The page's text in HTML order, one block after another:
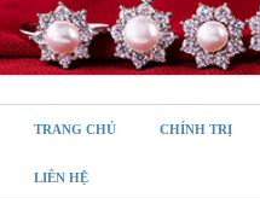
TRANG CHỦ CHÍNH TRỊ
LIÊN HỆ